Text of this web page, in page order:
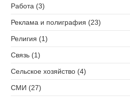
Работа (3)
Реклама и полиграфия (23)
Религия (1)
Связь (1)
Сельское хозяйство (4)
СМИ (27)